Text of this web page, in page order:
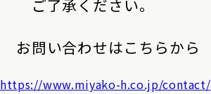
ご了承ください。
お問い合わせはこちらから
https://www.miyako-h.co.jp/contact/